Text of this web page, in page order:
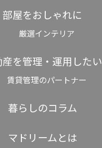
部屋をおしゃれに
厳選インテリア
を管理・運用したい
賃貸管理のパートナー
暮らしのコラム
マドリームとは